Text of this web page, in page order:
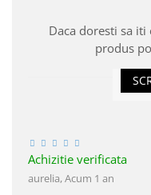
Daca doresti sa
produs
Achizitie verificata
aurelia,Acum 1 an